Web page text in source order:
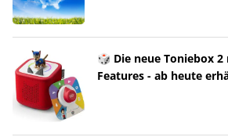
🎲 Die neue Toniebox
Features - ab heute